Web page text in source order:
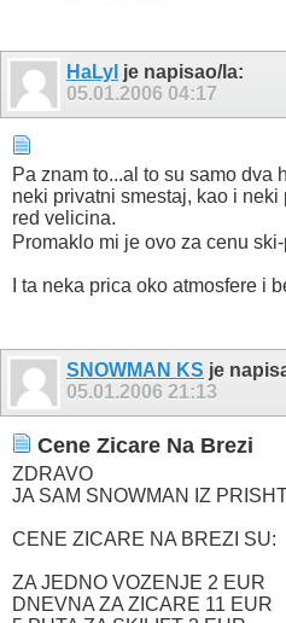
HaLyl je napisao/la:
05.01.2006 04:17
Pa znam to...al to su samo dva
neki privatni smestaj, kao i
red velicina.
Promaklo mi je ovo za cenu
I ta neka prica oko atmosfere i
SNOWMAN KS je
05.01.2006 21:13
Cene Zicare Na Brezi
ZDRAVO
JA SAM SNOWMAN IZ
CENE ZICARE NA BREZI SU:
ZA JEDNO VOZENJE 2 EUR
DNEVNA ZA ZICARE 11 EUR